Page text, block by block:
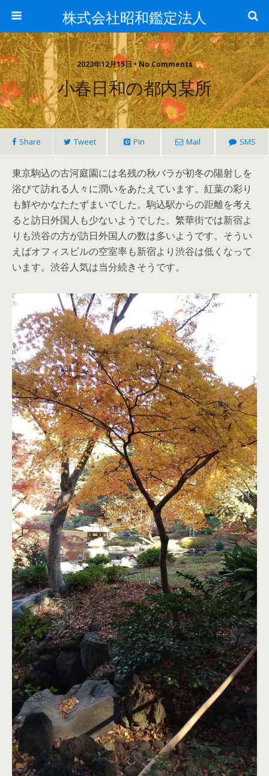
株式会社昭和鑑定法人
2023年12月15日 • No Comments
小春日和の都内某所
Share Tweet Pin Mail SMS
東京駒込の古河庭園には名残の秋バラが初冬の陽射しを
浴びて訪れる人々に潤いをあたえています。紅葉の彩り
も鮮やかなたたずまいでした。駒込駅からの距離を考え
ると訪日外国人も少ないようでした。繁華街では新宿よ
りも渋谷の方が訪日外国人の数は多いようです。そうい
えばオフィスビルの空室率も新宿より渋谷は低くなって
います。渋谷人気は当分続きそうです。